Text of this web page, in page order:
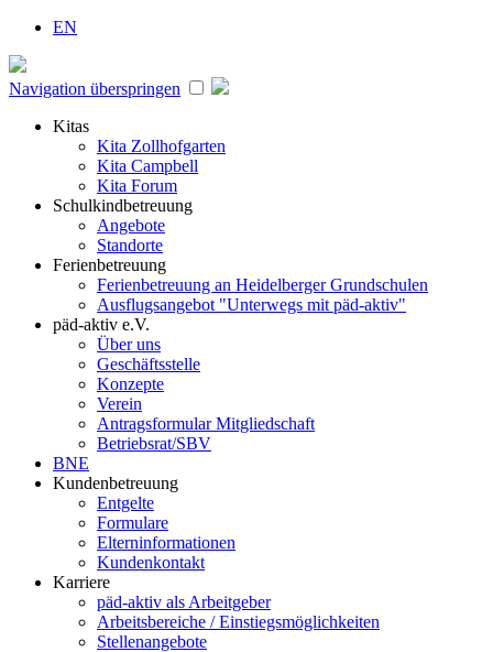
EN
Navigation überspringen
Kitas
Kita Zollhofgarten
Kita Campbell
Kita Forum
Schulkindbetreuung
Angebote
Standorte
Ferienbetreuung
Ferienbetreuung an Heidelberger Grundschulen
Ausflugsangebot "Unterwegs mit päd-aktiv"
päd-aktiv e.V.
Über uns
Geschäftsstelle
Konzepte
Verein
Antragsformular Mitgliedschaft
Betriebsrat/SBV
BNE
Kundenbetreuung
Entgelte
Formulare
Elterninformationen
Kundenkontakt
Karriere
päd-aktiv als Arbeitgeber
Arbeitsbereiche / Einstiegsmöglichkeiten
Stellenangebote